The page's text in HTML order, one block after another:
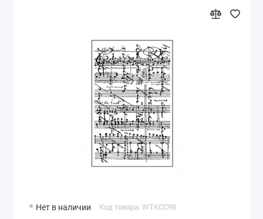
Нет в наличии Код товара: WTKCC98